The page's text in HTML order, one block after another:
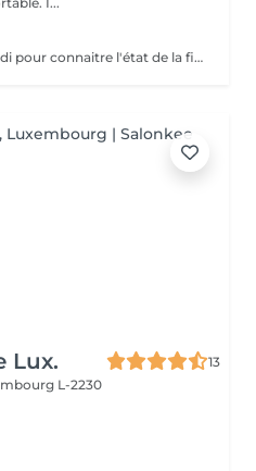
Expertise technique approfondi pour connaitre l'état de la fibre capillaire et diagnostic il vous aide à choisir une coupe et coiffage adapté à votre morphologie. Nous travaillons exclusivement avec un produit breveté de coloration permanente professionnelle sans ammoniaque, enrichie en caviar et en kératine. Elle offre des résultats intenses, homogènes et durables tout en respectant la fibre capillaire. Sa formule assure une couverture optimale des cheveux blancs, une excellente tenue et une brillance remarquable. Pour les blond la formule infusée d'actifs cosmétiques végétaux hydratants et protecteurs, permet un travail d'éclaircissement profond tout en douceur.
Lux.
13
L-2230